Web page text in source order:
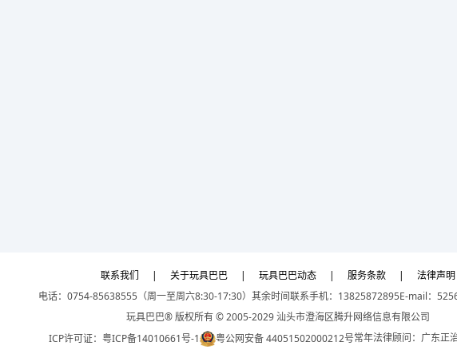
联系我们 | 关于玩具巴巴 | 玩具巴巴动态 | 服务条款 |
法律声明
电话：0754-85638555（周一至周六8:30-17:30） 其余时间联系手机：13825872895E-mail：
玩具巴巴® 版权所有 © 2005-2029 汕头市澄海区腾升网络信息有限公司
ICP许可证： 粤ICP备14010661号-1 粤公网安备 44051502000212号常年法律顾问：广东正